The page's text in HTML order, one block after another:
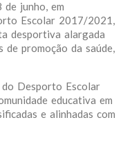
de junho, em
Escolar 2017/2021,
desportiva alargada
de promoção da saúde,
Desporto Escolar
educativa em
e alinhadas com